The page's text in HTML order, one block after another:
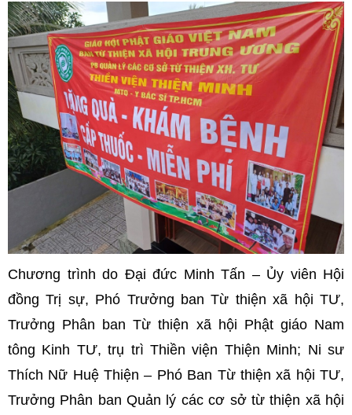
Chương trình do Đại đức Minh Tấn – Ủy viên Hội
đồng Trị sự, Phó Trưởng ban Từ thiện xã hội TƯ,
Trưởng Phân banTừ thiện xã hội Phật giáo Nam
tông Kinh TƯ, trụ trì Thiền viện Thiện Minh; Ni sư
Thích Nữ Huệ Thiện – Phó Ban Từ thiện xã hội TƯ,
Trưởng Phân ban Quản lý các cơ sở từ thiện xã hội